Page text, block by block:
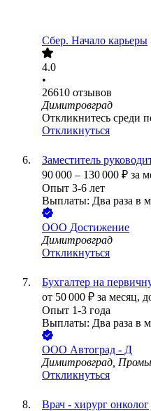
Сбер. Начало карьеры
4.0
•
26610 отзывов
Димитровград
Откликнитесь среди
Откликнуться
Заместитель
90 000 – 130 000 ₽ за
Опыт 3-6 лет
Выплаты: Два раза в
ООО Достижение
Димитровград
Откликнуться
Бухгалтер на
от 50 000 ₽ за месяц,
Опыт 1-3 года
Выплаты: Два раза в
ООО Автоград - Д
Димитровград,
Откликнуться
Врач - хирург онколог